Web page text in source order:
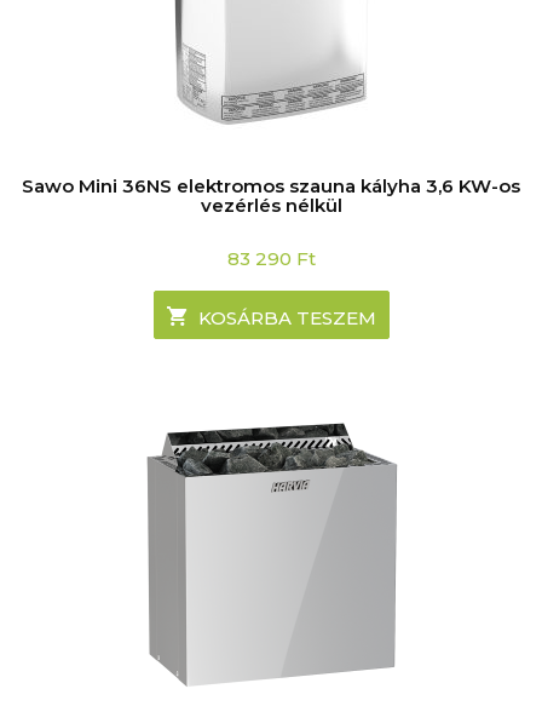
Sawo Mini 36NS elektromos szauna kályha 3,6 KW-os
vezérlés nélkül
83 290 Ft
KOSÁRBA TESZEM